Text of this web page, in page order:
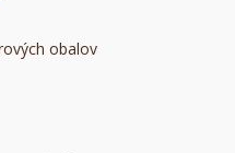
obalov